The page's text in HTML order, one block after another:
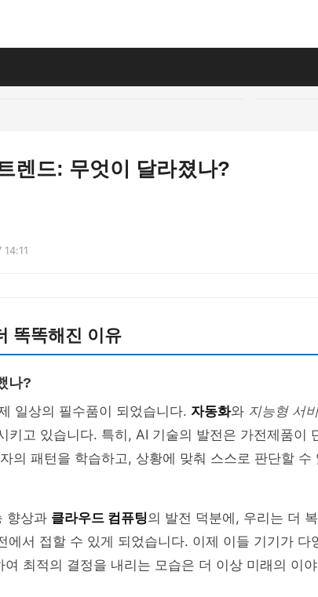
렌드: 무엇이 달라졌나?
똑똑해진 이유
나?
일상의 필수품이 되었습니다. 자동화와 지능형 서
키고 있습니다. 특히, AI 기술의 발전은 가전제품이
의 패턴을 학습하고, 상황에 맞춰 스스로 판단할 수
향상과 클라우드 컴퓨팅의 발전 덕분에, 우리는 더
에서 접할 수 있게 되었습니다. 이제 이들 기기가 다
최적의 결정을 내리는 모습은 더 이상 미래의 이